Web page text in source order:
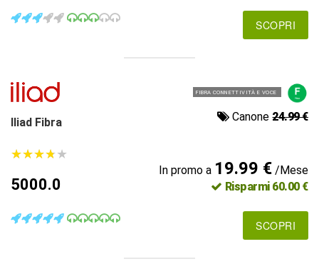
SCOPRI
FIBRA CONNETTIVITÀ E VOCE
Iliad Fibra Canone24.99 €
★★★★★
★★★★★
5000.0
In promo a 19.99 €/Mese
Risparmi 60.00 €
SCOPRI